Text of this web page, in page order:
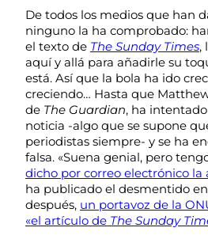
De todos los medios que han
ninguno la ha comprobado:
el texto de The Sunday Times,
aquí y allá para añadirle su
está. Así que la bola ha ido
creciendo… Hasta que
de The Guardian, ha
noticia -algo que se supone
periodistas siempre- y se ha
falsa. «Suena genial, pero
dicho por correo electrónico la
ha publicado el desmentido en
después, un portavoz de la
«el artículo de The Sunday